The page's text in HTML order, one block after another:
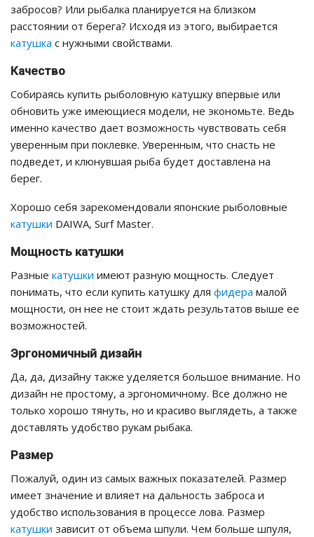
забросов? Или рыбалка планируется на близком
расстоянии от берега? Исходя из этого, выбирается
катушка с нужными свойствами.
Качество
Собираясь купить рыболовную катушку впервые или
обновить уже имеющиеся модели, не экономьте. Ведь
именно качество дает возможность чувствовать себя
уверенным при поклевке. Уверенным, что снасть не
подведет, и клюнувшая рыба будет доставлена на
берег.
Хорошо себя зарекомендовали японские рыболовные
катушки DAIWA, Surf Master.
Мощность катушки
Разные катушки имеют разную мощность. Следует
понимать, что если купить катушку для фидера малой
мощности, он нее не стоит ждать результатов выше ее
возможностей.
Эргономичный дизайн
Да, да, дизайну также уделяется большое внимание. Но
дизайн не простому, а эргономичному. Все должно не
только хорошо тянуть, но и красиво выглядеть, а также
доставлять удобство рукам рыбака.
Размер
Пожалуй, один из самых важных показателей. Размер
имеет значение и влияет на дальность заброса и
удобство использования в процессе лова. Размер
катушки зависит от объема шпули. Чем больше шпуля,